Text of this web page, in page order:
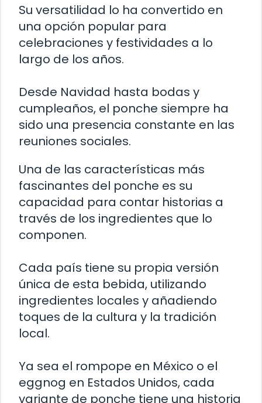
Su versatilidad lo ha convertido en
una opción popular para
celebraciones y festividades a lo
largo de los años.
Desde Navidad hasta bodas y
cumpleaños, el ponche siempre ha
sido una presencia constante en las
reuniones sociales.
Una de las características más
fascinantes del ponche es su
capacidad para contar historias a
través de los ingredientes que lo
componen.
Cada país tiene su propia versión
única de esta bebida, utilizando
ingredientes locales y añadiendo
toques de la cultura y la tradición
local.
Ya sea el rompope en México o el
eggnog en Estados Unidos, cada
variante de ponche tiene una historia